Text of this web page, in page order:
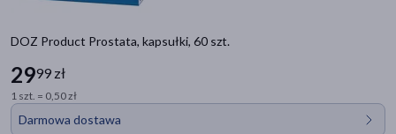
DOZ Product Prostata, kapsułki, 60 szt.
2999 zł
1 szt. = 0,50 zł
Darmowa dostawa